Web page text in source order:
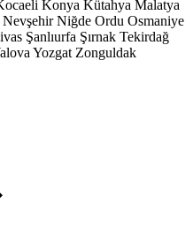
Konya Kütahya Malatya
Nevşehir Niğde Ordu Osmaniye
Şanlıurfa Şırnak Tekirdağ
Yozgat Zonguldak